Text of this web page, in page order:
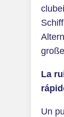
La
Un